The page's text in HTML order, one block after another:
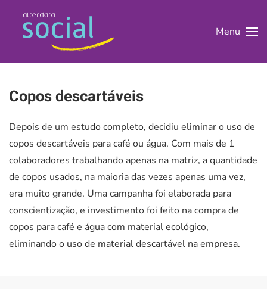
Skip to main content Menu
Copos descartáveis
Depois de um estudo completo, decidiu eliminar o uso de
copos descartáveis para café ou água. Com mais de 1
colaboradores trabalhando apenas na matriz, a quantidade
de copos usados, na maioria das vezes apenas uma vez,
era muito grande. Uma campanha foi elaborada para
conscientização, e investimento foi feito na compra de
copos para café e água com material ecológico,
eliminando o uso de material descartável na empresa.